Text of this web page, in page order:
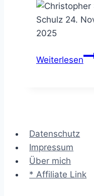
Schulz 24.
2025
Weiterlesen
Datenschutz
Impressum
Über mich
* Affiliate Link